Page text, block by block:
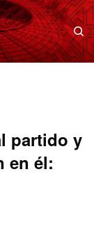
partido y
en él: